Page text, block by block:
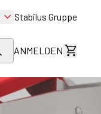
Stabilus Gruppe
ANMELDEN